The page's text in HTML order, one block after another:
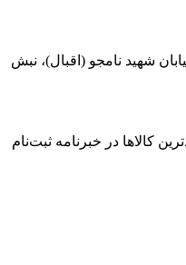
شهید نامجو (اقبال)، نبش
کالاها در خبرنامه ثبت‌نام